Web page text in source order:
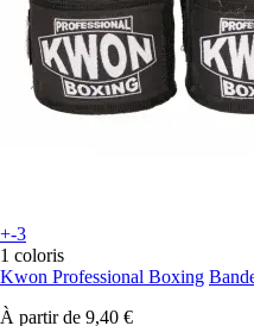
+-3
1 coloris
Kwon Professional Boxing
À partir de 9,40 €